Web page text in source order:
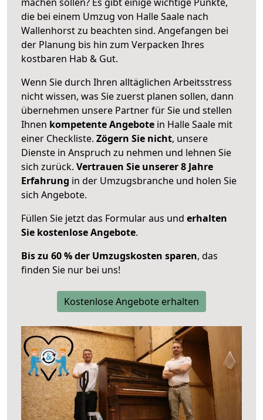
die bei einem Umzug von Halle Saale nach
Wallenhorst zu beachten sind. Angefangen bei
der Planung bis hin zum Verpacken Ihres
kostbaren Hab & Gut.
Wenn Sie durch Ihren alltäglichen Arbeitsstress
nicht wissen, was Sie zuerst planen sollen, dann
übernehmen unsere Partner für Sie und stellen
Ihnen kompetente Angebote in Halle Saale mit
einer Checkliste. Zögern Sie nicht, unsere
Dienste in Anspruch zu nehmen und lehnen Sie
sich zurück. Vertrauen Sie unserer 8 Jahre
Erfahrung in der Umzugsbranche und holen Sie
sich Angebote.
Füllen Sie jetzt das Formular aus und erhalten
Sie kostenlose Angebote.
Bis zu 60 % der Umzugskosten sparen, das
finden Sie nur bei uns!
Kostenlose Angebote erhalten